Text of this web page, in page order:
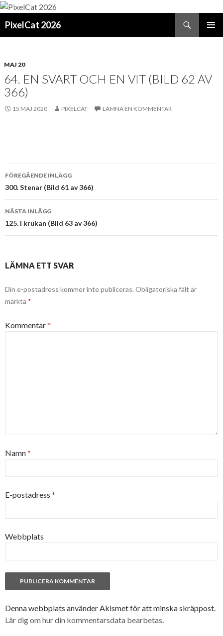
PixelCat 2026
MAJ 20
64. EN SVART OCH EN VIT (BILD 62 AV
366)
15 MAJ 2020 PIXELCAT LÄMNA EN KOMMENTAR
Inläggsnavigering
FÖREGÅENDE INLÄGG
300. Stenar (Bild 61 av 366)
NÄSTA INLÄGG
125. I krukan (Bild 63 av 366)
LÄMNA ETT SVAR
Din e-postadress kommer inte publiceras. Obligatoriska fält är
märkta *
Kommentar*
Namn*
E-postadress *
Webbplats
Denna webbplats använder Akismet för att minska skräppost.
Lär dig om hur din kommentarsdata bearbetas.